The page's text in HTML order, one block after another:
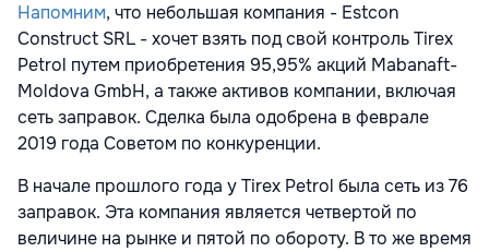
Напомним, что небольшая компания - Estcon
Construct SRL - хочет взять под свой контроль Tirex
Petrol путем приобретения 95,95% акций Mabanaft-
Moldova GmbH, а также активов компании, включая
сеть заправок. Сделка была одобрена в феврале
2019 года Советом по конкуренции.
В начале прошлого года у Tirex Petrol была сеть из 76
заправок. Эта компания является четвертой по
величине на рынке и пятой по обороту. В то же время